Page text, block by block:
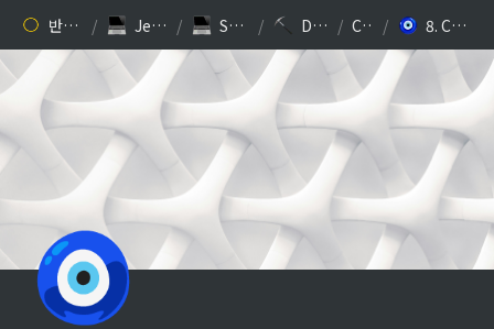
반갑습니다. 김찬규입니다. / Jesse Kim’s 개발 블로그 / Study: Programming / Django 프로젝트 배포 / Chapters / 8. Certbot으로 HTTPS 인증
🧿